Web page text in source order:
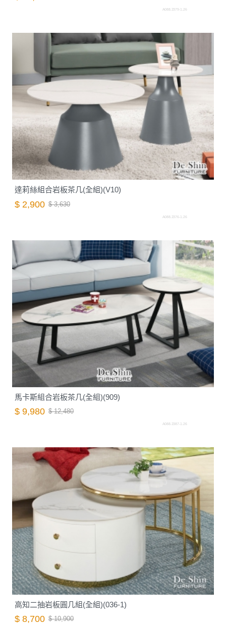
A088.2379-1.26
達莉絲組合岩板茶几(全組)(V10)
$ 2,900 $ 3,630
A088.2376-1.26
馬卡斯組合岩板茶几(全組)(909)
$ 9,980 $ 12,480
A088.2387-1.26
高知二抽岩板圓几組(全組)(036-1)
$ 8,700 $ 10,900